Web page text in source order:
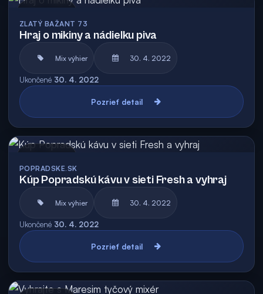
ZLATÝ BAŽANT 73
Hraj o mikiny a nádielku piva
Mix výhier 30. 4. 2022
Ukončené 30. 4. 2022
Pozrieť detail
POPRADSKE.SK
Kúp Popradskú kávu v sieti Fresh a vyhraj
Mix výhier 30. 4. 2022
Ukončené 30. 4. 2022
Pozrieť detail